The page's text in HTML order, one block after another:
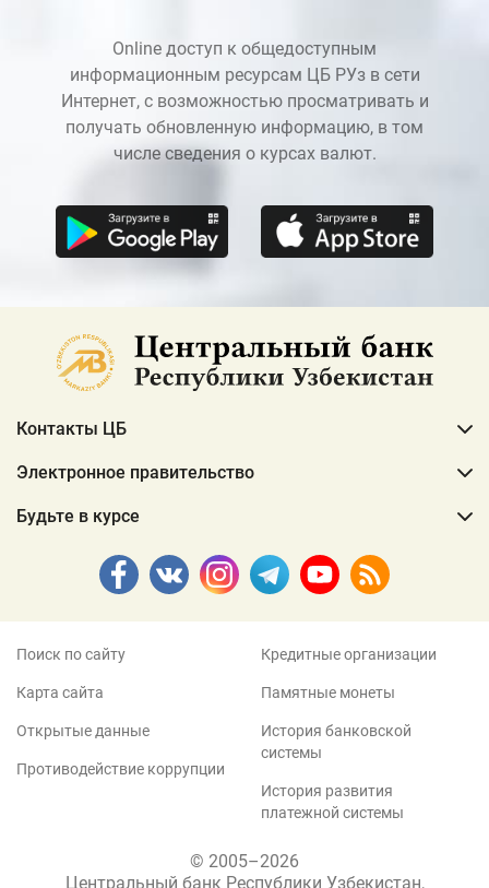
Online доступ к общедоступным
информационным ресурсам ЦБ РУз в сети
Интернет, с возможностью просматривать и
получать обновленную информацию, в том
числе сведения о курсах валют.
Контакты ЦБ
Электронное правительство
Будьте в курсе
Поиск по сайту
Карта сайта
Открытые данные
Противодействие коррупции
Кредитные организации
Памятные монеты
История банковской
системы
История развития
платежной системы
© 2005–2026
Центральный банк Республики Узбекистан,